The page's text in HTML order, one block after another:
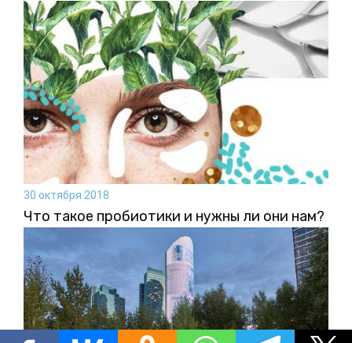
30 октября 2018
Что такое пробиотики и нужны ли они нам?